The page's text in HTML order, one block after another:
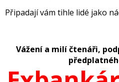
Připadají vám tihle lidé jako
Vážení a milí čtenáři,